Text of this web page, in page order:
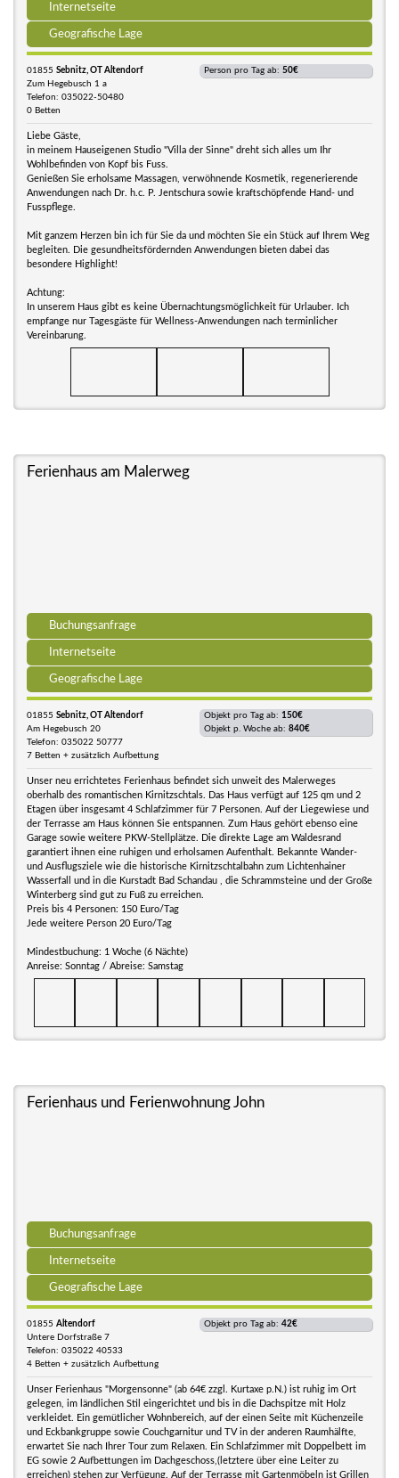
Internetseite
Geografische Lage
01855 Sebnitz, OT Altendorf
Zum Hegebusch 1 a
Telefon: 035022-50480
0 Betten
Person pro Tag ab: 50€
Liebe Gäste,
in meinem Hauseigenen Studio "Villa der Sinne" dreht sich alles um Ihr
Wohlbefinden von Kopf bis Fuss.
Genießen Sie erholsame Massagen, verwöhnende Kosmetik, regenerierende
Anwendungen nach Dr. h.c. P. Jentschura sowie kraftschöpfende Hand- und
Fusspflege.
Mit ganzem Herzen bin ich für Sie da und möchten Sie ein Stück auf Ihrem Weg
begleiten. Die gesundheitsfördernden Anwendungen bieten dabei das
besondere Highlight!
Achtung:
In unserem Haus gibt es keine Übernachtungsmöglichkeit für Urlauber. Ich
empfange nur Tagesgäste für Wellness-Anwendungen nach terminlicher
Vereinbarung.
Ferienhaus am Malerweg
Buchungsanfrage
Internetseite
Geografische Lage
01855 Sebnitz, OT Altendorf
Am Hegebusch 20
Telefon: 035022 50777
7 Betten + zusätzlich Aufbettung
Objekt pro Tag ab: 150€
Objekt p. Woche ab: 840€
Unser neu errichtetes Ferienhaus befindet sich unweit des Malerweges
oberhalb des romantischen Kirnitzschtals. Das Haus verfügt auf 125 qm und 2
Etagen über insgesamt 4 Schlafzimmer für 7 Personen. Auf der Liegewiese und
der Terrasse am Haus können Sie entspannen. Zum Haus gehört ebenso eine
Garage sowie weitere PKW-Stellplätze. Die direkte Lage am Waldesrand
garantiert ihnen eine ruhigen und erholsamen Aufenthalt. Bekannte Wander-
und Ausflugsziele wie die historische Kirnitzschtalbahn zum Lichtenhainer
Wasserfall und in die Kurstadt Bad Schandau , die Schrammsteine und der Große
Winterberg sind gut zu Fuß zu erreichen.
Preis bis 4 Personen: 150 Euro/Tag
Jede weitere Person 20 Euro/Tag
Mindestbuchung: 1 Woche (6 Nächte)
Anreise: Sonntag / Abreise: Samstag
Ferienhaus und Ferienwohnung John
Buchungsanfrage
Internetseite
Geografische Lage
01855 Altendorf
Untere Dorfstraße 7
Telefon: 035022 40533
4 Betten + zusätzlich Aufbettung
Objekt pro Tag ab: 42€
Unser Ferienhaus "Morgensonne" (ab 64€ zzgl. Kurtaxe p.N.) ist ruhig im Ort
gelegen, im ländlichen Stil eingerichtet und bis in die Dachspitze mit Holz
verkleidet. Ein gemütlicher Wohnbereich, auf der einen Seite mit Küchenzeile
und Eckbankgruppe sowie Couchgarnitur und TV in der anderen Raumhälfte,
erwartet Sie nach Ihrer Tour zum Relaxen. Ein Schlafzimmer mit Doppelbett im
EG sowie 2 Aufbettungen im Dachgeschoss,(letztere über eine Leiter zu
erreichen) stehen zur Verfügung. Auf der Terrasse mit Gartenmöbeln ist Grillen